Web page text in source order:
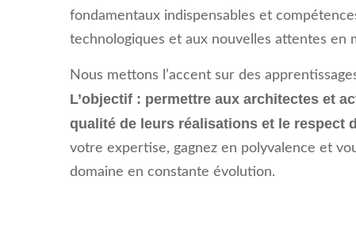
fondamentaux indispensables et
technologiques et aux nouvelles attentes
Nous mettons l’accent sur des
L’objectif : permettre aux architectes et
qualité de leurs réalisations et le respect
votre expertise, gagnez en polyvalence et
domaine en constante évolution.